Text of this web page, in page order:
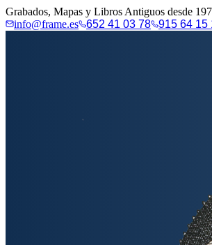
Grabados, Mapas y Libros Antiguos desde
info@frame.es
652 41 03 78 915 64 15